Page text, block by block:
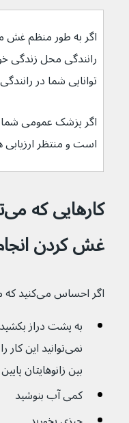
توانایی شما در
اگر پزشک عمومی
است و منتظر ارزیابی
غش کردن
اگر احساس می‌کنید که می‌خواهید از حال بروید، سعی کنید:
به پشت دراز بکشید
نمی‌توانید این
بین زانوهایتان
کمی آب بنوشید